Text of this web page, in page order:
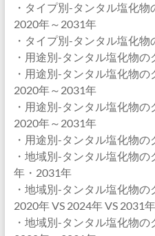
・タイプ別-タンタル塩化物
2020年～2031年
・タイプ別-タンタル塩化
・用途別-タンタル塩化物
・用途別-タンタル塩化物の
2020年～2031年
・用途別-タンタル塩化物の
2020年～2031年
・用途別-タンタル塩化物
・地域別-タンタル塩化物
年・2031年
・地域別-タンタル塩化物の
2020年 VS 2024年 VS 2031年
・地域別-タンタル塩化物の